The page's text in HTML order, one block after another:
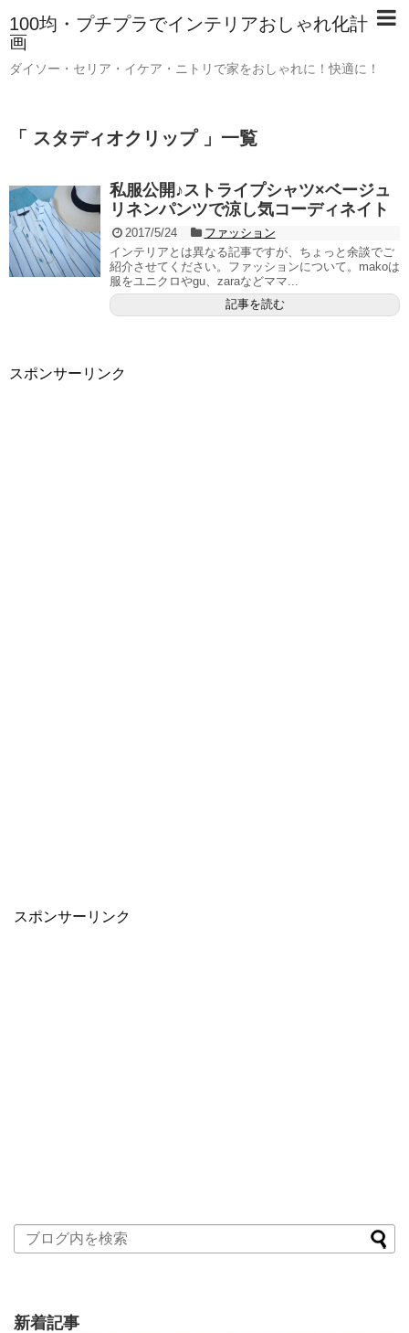
100均・プチプラでインテリアおしゃれ化計
画
ダイソー・セリア・イケア・ニトリで家をおしゃれに！快適に！
「 スタディオクリップ 」一覧
私服公開♪ストライプシャツ×ベージュ
リネンパンツで涼し気コーディネイト
2017/5/24
ファッション
インテリアとは異なる記事ですが、ちょっと余談でご
紹介させてください。ファッションについて。makoは
服をユニクロやgu、zaraなどママ...
記事を読む
スポンサーリンク
スポンサーリンク
新着記事